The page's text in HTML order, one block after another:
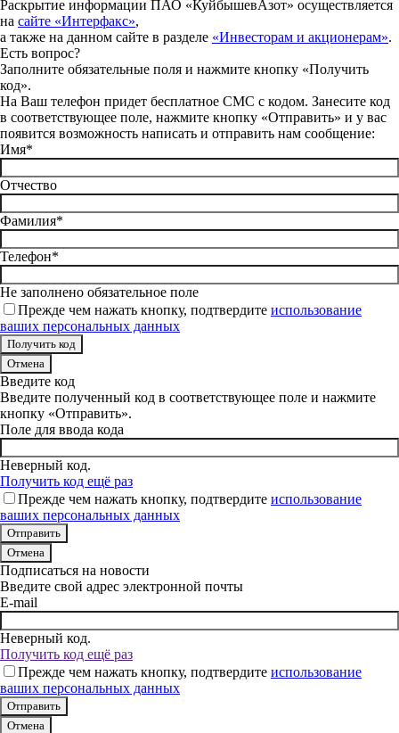
Раскрытие информации ПАО «КуйбышевАзот» осуществляется
на сайте «Интерфакс»,
а также на данном сайте в разделе «Инвесторам и акционерам».
Есть вопрос?
Заполните обязательные поля и нажмите кнопку «Получить
код».
На Ваш телефон придет бесплатное СМС с кодом. Занесите код
в соответствующее поле, нажмите кнопку «Отправить» и у вас
появится возможность написать и отправить нам сообщение:
Имя*
Отчество
Фамилия*
Телефон*
Не заполнено обязательное поле
Прежде чем нажать кнопку, подтвердите использование
ваших персональных данных
Отмена
Введите код
Введите полученный код в соответствующее поле и нажмите
кнопку «Отправить».
Поле для ввода кода
Неверный код.
Получить код ещё раз
Прежде чем нажать кнопку, подтвердите использование
ваших персональных данных
Отмена
Подписаться на новости
Введите свой адрес электронной почты
E-mail
Неверный код.
Получить код ещё раз
Прежде чем нажать кнопку, подтвердите использование
ваших персональных данных
Отмена